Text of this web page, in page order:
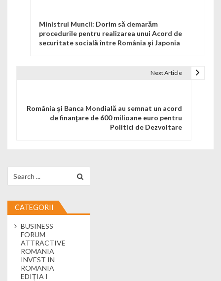
Ministrul Muncii: Dorim să demarăm
procedurile pentru realizarea unui Acord de
securitate socială între România şi Japonia
Next Article
România şi Banca Mondială au semnat un acord
de finanţare de 600 milioane euro pentru
Politici de Dezvoltare
CATEGORII
BUSINESS
FORUM
ATTRACTIVE
ROMANIA
INVEST IN
ROMANIA
EDIȚIA I